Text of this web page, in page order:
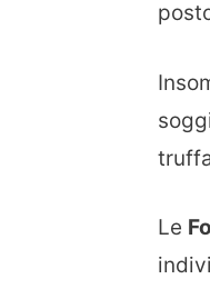
Le